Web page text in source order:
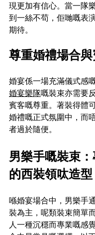
現更加有信心。當一隊
到一絲不苟，佢哋嘅表
期待。
尊重婚禮場合
婚宴係一場充滿儀式感
婚宴樂隊嘅裝束亦需要
賓客嘅尊重。著裝得體
婚禮嘅正式氛圍中，而
者過於隨便。
男樂手嘅裝束
的西裝領呔造型
喺婚宴場合中，男樂手
裝為主，呢類裝束簡單
人一種沉穩而專業嘅感